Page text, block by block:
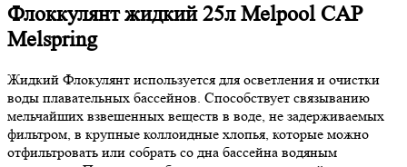
Флоккулянт жидкий 25л Melpool CAP
Melspring
Жидкий Флокулянт используется для осветления и очистки
воды плавательных бассейнов. Способствует связыванию
мельчайших взвешенных веществ в воде, не задерживаемых
фильтром, в крупные коллоидные хлопья, которые можно
отфильтровать или собрать со дна бассейна водяным